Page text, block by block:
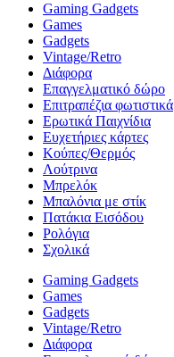
Gaming Gadgets
Games
Gadgets
Vintage/Retro
Διάφορα
Επαγγελματικό δώρο
Επιτραπέζια φωτιστικά
Ερωτικά Παιχνίδια
Ευχετήριες κάρτες
Κούπες/Θερμός
Λούτρινα
Μπρελόκ
Μπαλόνια με στίκ
Πατάκια Εισόδου
Ρολόγια
Σχολικά
Gaming Gadgets
Games
Gadgets
Vintage/Retro
Διάφορα